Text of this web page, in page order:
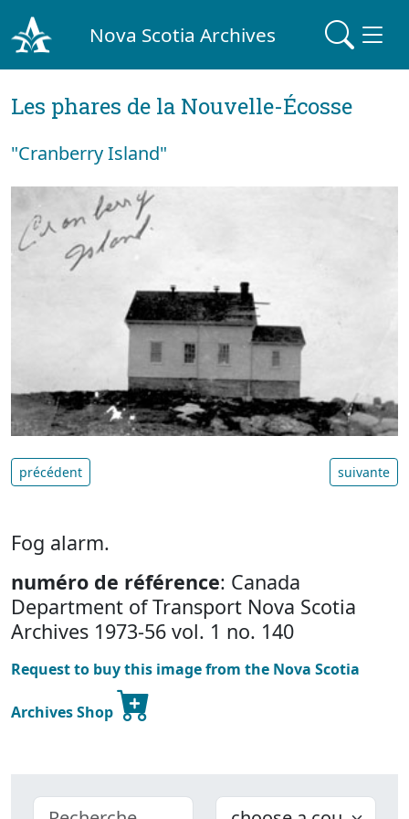
Nova Scotia Archives
Les phares de la Nouvelle-Écosse
"Cranberry Island"
précédent suivante
Fog alarm.
numéro de référence: Canada
Department of Transport Nova Scotia
Archives 1973-56 vol. 1 no. 140
Request to buy this image from the Nova Scotia
Archives Shop